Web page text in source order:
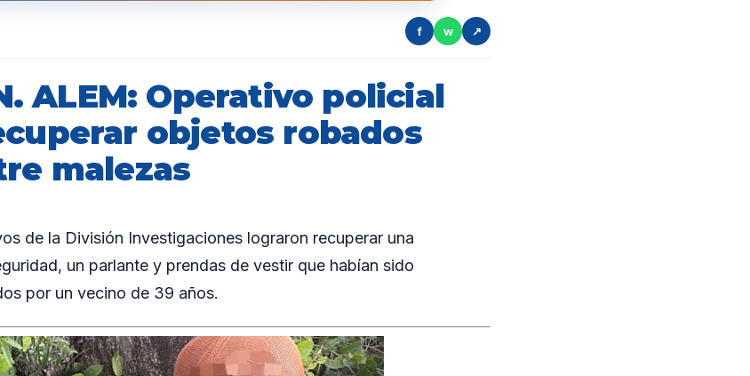
f w ↗
ALEM: Operativo policial
objetos robados
malezas
de la División Investigaciones lograron recuperar una
un parlante y prendas de vestir que habían sido
por un vecino de 39 años.